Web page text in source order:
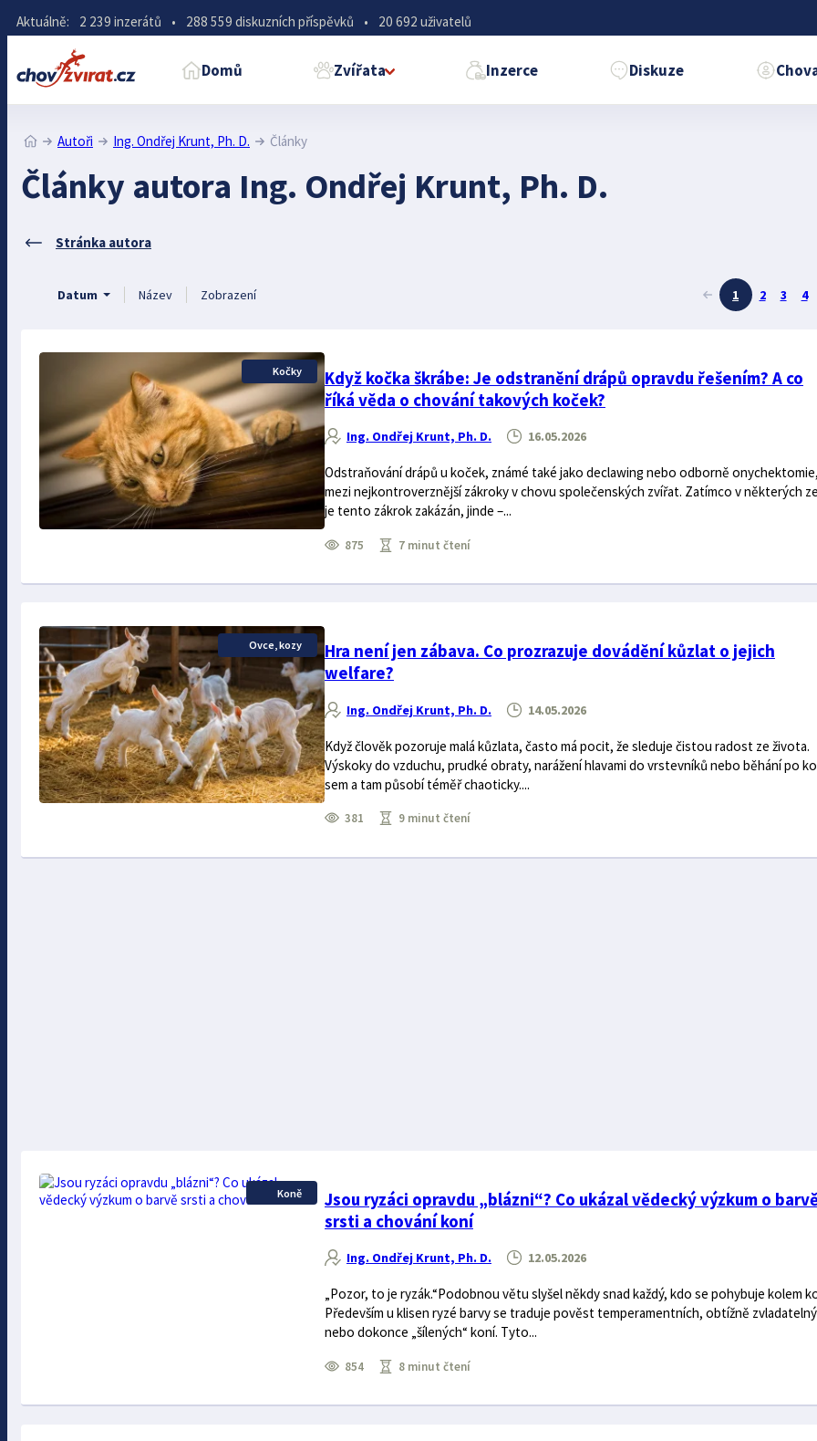
Aktuálně: 2 239 inzerátů • 288 559 diskuzních příspěvků • 20 692 uživatelů
Domů Zvířata Inzerce Diskuze
Autoři Ing. Ondřej Krunt, Ph. D. Články
Články autora Ing. Ondřej Krunt, Ph. D.
Stránka autora
Datum Název Zobrazení 1 2 3 4
Kočky
Když kočka škrábe: Je odstranění drápů opravdu řešením? A co
říká věda o chování takových koček?
Ing. Ondřej Krunt, Ph. D. 16.05.2026
Odstraňování drápů u koček, známé také jako declawing nebo odborně
mezi nejkontroverznější zákroky v chovu společenských zvířat. Zatímco v některých
je tento zákrok zakázán, jinde –...
875 7 minut čtení
Ovce, kozy
Hra není jen zábava. Co prozrazuje dovádění kůzlat o jejich
welfare?
Ing. Ondřej Krunt, Ph. D. 14.05.2026
Když člověk pozoruje malá kůzlata, často má pocit, že sleduje čistou radost ze života.
Výskoky do vzduchu, prudké obraty, narážení hlavami do vrstevníků nebo běhání po
sem a tam působí téměř chaoticky....
381 9 minut čtení
Koně
Jsou ryzáci opravdu „blázni“? Co ukázal vědecký výzkum o
srsti a chování koní
Ing. Ondřej Krunt, Ph. D. 12.05.2026
„Pozor, to je ryzák.“Podobnou větu slyšel někdy snad každý, kdo se pohybuje kolem
Především u klisen ryzé barvy se traduje pověst temperamentních, obtížně
nebo dokonce „šílených“ koní. Tyto...
854 8 minut čtení